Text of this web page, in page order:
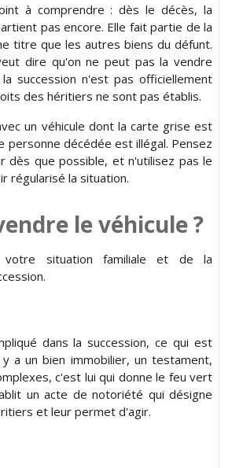
à comprendre : dès le décès, la
pas encore. Elle fait partie de la
titre que les autres biens du défunt.
dire qu'on ne peut pas la vendre
succession n'est pas officiellement
des héritiers ne sont pas établis.
un véhicule dont la carte grise est
personne décédée est illégal. Pensez
dès que possible, et n'utilisez pas le
régularisé la situation.
le véhicule ?
situation familiale et de la
dans la succession, ce qui est
a un bien immobilier, un testament,
c'est lui qui donne le feu vert
un acte de notoriété qui désigne
et leur permet d'agir.